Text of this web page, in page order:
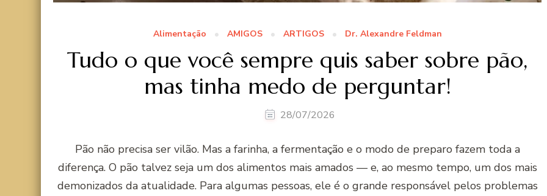
Alimentação AMIGOS ARTIGOS Dr. Alexandre Feldman
Tudo o que você sempre quis saber sobre pão,
mas tinha medo de perguntar!
28/07/2026
Pão não precisa ser vilão. Mas a farinha, a fermentação e o modo de preparo fazem toda a
diferença. O pão talvez seja um dos alimentos mais amados — e, ao mesmo tempo, um dos mais
demonizados da atualidade. Para algumas pessoas, ele é o grande responsável pelos problemas